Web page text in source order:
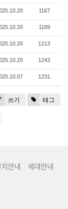
1167
1189
1213
1243
1231
쓰기 태그
지안내
세대안내